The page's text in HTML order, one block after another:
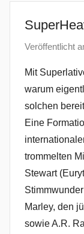
Veröffentlicht
Mit
warum
solchen
Eine
trommelten
Stewart
Marley, den
sowie A.R.